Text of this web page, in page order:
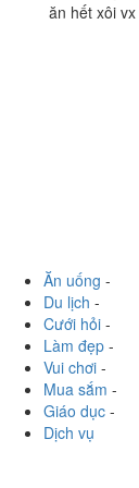
Ăn uống -
Du lịch -
Cưới hỏi -
Làm đẹp -
Vui chơi -
Mua sắm -
Giáo dục -
Dịch vụ